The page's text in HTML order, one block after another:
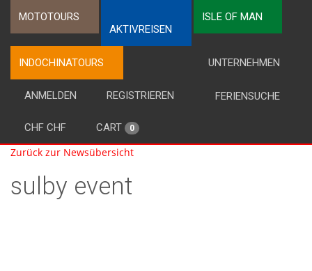
MOTOTOURS
AKTIVREISEN
ISLE OF MAN
INDOCHINATOURS UNTERNEHMEN
FERIENSUCHE
ANMELDEN REGISTRIEREN
CHF CHF CART 0
Zurück zur Newsübersicht
sulby event